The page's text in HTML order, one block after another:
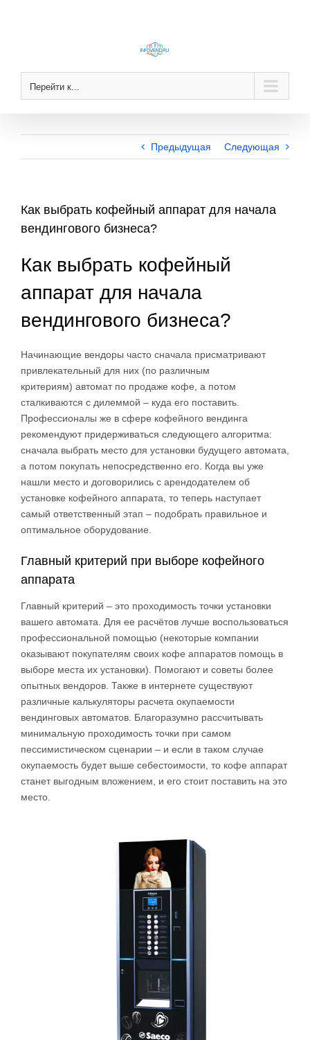
Перейти к...
Предыдущая Следующая
Как выбрать кофейный аппарат для начала
вендингового бизнеса?
Как выбрать кофейный
аппарат для начала
вендингового бизнеса?
Начинающие вендоры часто сначала присматривают
привлекательный для них (по различным
критериям) автомат по продаже кофе, а потом
сталкиваются с дилеммой – куда его поставить.
Профессионалы же в сфере кофейного вендинга
рекомендуют придерживаться следующего алгоритма:
сначала выбрать место для установки будущего автомата,
а потом покупать непосредственно его. Когда вы уже
нашли место и договорились с арендодателем об
установке кофейного аппарата, то теперь наступает
самый ответственный этап – подобрать правильное и
оптимальное оборудование.
Главный критерий при выборе кофейного
аппарата
Главный критерий – это проходимость точки установки
вашего автомата. Для ее расчётов лучше воспользоваться
профессиональной помощью (некоторые компании
оказывают покупателям своих кофе аппаратов помощь в
выборе места их установки). Помогают и советы более
опытных вендоров. Также в интернете существуют
различные калькуляторы расчета окупаемости
вендинговых автоматов. Благоразумно рассчитывать
минимальную проходимость точки при самом
пессимистическом сценарии – и если в таком случае
окупаемость будет выше себестоимости, то кофе аппарат
станет выгодным вложением, и его стоит поставить на это
место.